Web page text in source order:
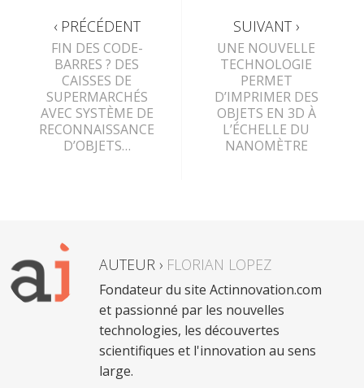
‹ PRÉCÉDENT
FIN DES CODE-
BARRES ? DES
CAISSES DE
SUPERMARCHÉS
AVEC SYSTÈME DE
RECONNAISSANCE
D’OBJETS…
SUIVANT ›
UNE NOUVELLE
TECHNOLOGIE
PERMET
D’IMPRIMER DES
OBJETS EN 3D À
L’ÉCHELLE DU
NANOMÈTRE
AUTEUR › FLORIAN LOPEZ
Fondateur du site Actinnovation.com
et passionné par les nouvelles
technologies, les découvertes
scientifiques et l'innovation au sens
large.